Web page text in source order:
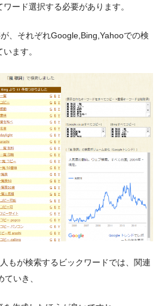
ード選択する必要があります。
、それぞれGoogle,Bing,Yahooでの検
ます。
もが検索するビックワードでは、関連
いき、